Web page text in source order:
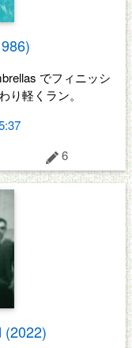
でフィニッシ
り軽くラン。
6
(2022)